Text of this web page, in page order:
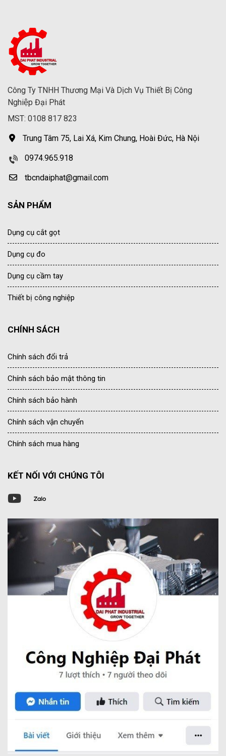
Công Ty TNHH Thương Mại Và Dịch Vụ Thiết Bị Công
Nghiệp Đại Phát
MST: 0108 817 823
Trung Tâm 75, Lai Xá, Kim Chung, Hoài Đức, Hà Nội
0974.965.918
tbcndaiphat@gmail.com
SẢN PHẨM
Dụng cụ cắt gọt
Dụng cụ đo
Dụng cụ cầm tay
Thiết bị công nghiệp
CHÍNH SÁCH
Chính sách đổi trả
Chính sách bảo mật thông tin
Chính sách bảo hành
Chính sách vận chuyển
Chính sách mua hàng
KẾT NỐI VỚI CHÚNG TÔI